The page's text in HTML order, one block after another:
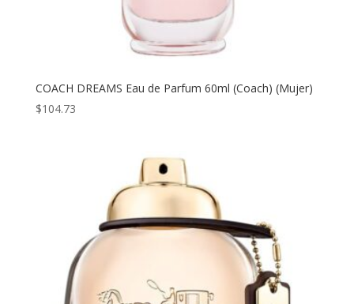
COACH DREAMS Eau de Parfum 60ml (Coach) (Mujer)
$104.73